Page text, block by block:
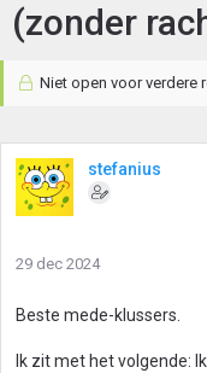
(zonder
Niet open voor verdere
stefanius
29 dec 2024
Beste mede-klussers.
Ik zit met het volgende: